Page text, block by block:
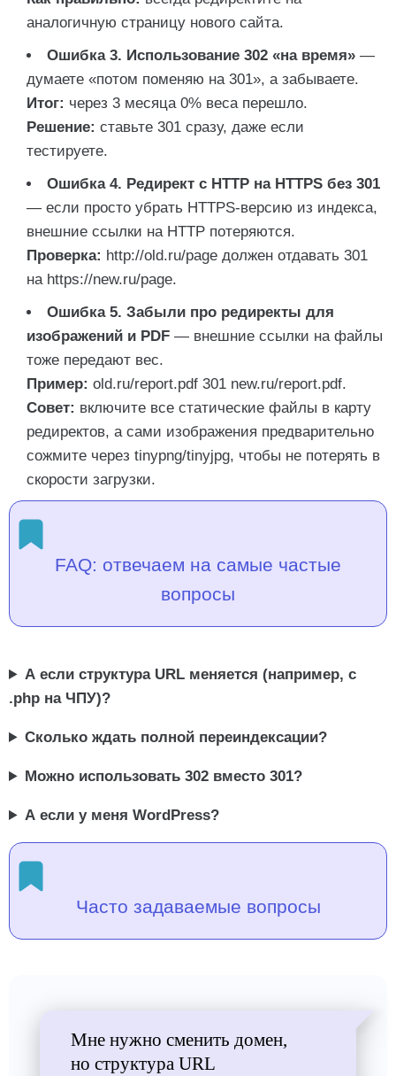
аналогичную страницу нового сайта.
Ошибка 3. Использование 302 «на время» —
думаете «потом поменяю на 301», а забываете.
Итог: через 3 месяца 0% веса перешло.
Решение: ставьте 301 сразу, даже если
тестируете.
Ошибка 4. Редирект с HTTP на HTTPS без 301
— если просто убрать HTTPS-версию из индекса,
внешние ссылки на HTTP потеряются.
Проверка: http://old.ru/page должен отдавать 301
на https://new.ru/page.
Ошибка 5. Забыли про редиректы для
изображений и PDF — внешние ссылки на файлы
тоже передают вес.
Пример: old.ru/report.pdf 301 new.ru/report.pdf.
Совет: включите все статические файлы в карту
редиректов, а сами изображения предварительно
сожмите через tinypng/tinyjpg, чтобы не потерять в
скорости загрузки.
FAQ: отвечаем на самые частые
вопросы
А если структура URL меняется (например, с
.php на ЧПУ)?
Сколько ждать полной переиндексации?
Можно использовать 302 вместо 301?
А если у меня WordPress?
Часто задаваемые вопросы
Мне нужно сменить домен,
но структура URL